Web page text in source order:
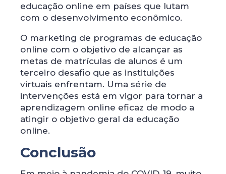
educação online em países que lutam
com o desenvolvimento econômico.
O marketing de programas de educação
online com o objetivo de alcançar as
metas de matrículas de alunos é um
terceiro desafio que as instituições
virtuais enfrentam. Uma série de
intervenções está em vigor para tornar a
aprendizagem online eficaz de modo a
atingir o objetivo geral da educação
online.
Conclusão